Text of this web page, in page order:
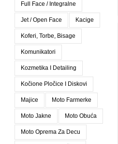
Full Face / Integralne
Jet / Open Face Kacige
Koferi, Torbe, Bisage
Komunikatori
Kozmetika I Detailing
Kočione Pločice I Diskovi
Majice Moto Farmerke
Moto Jakne Moto Obuća
Moto Oprema Za Decu